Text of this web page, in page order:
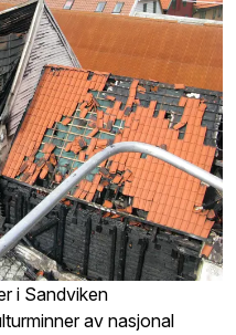
i Sandviken
av nasjonal